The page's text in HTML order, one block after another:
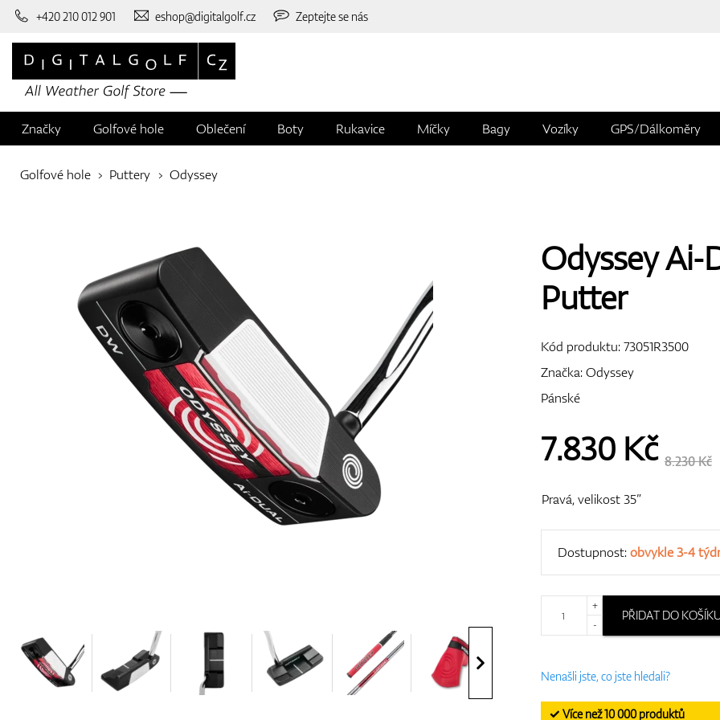
+420 210 012 901 eshop@digitalgolf.cz Zeptejte se nás
Značky Golfové hole Oblečení Boty Rukavice Míčky Bagy Vozíky GPS/Dálkoměry
Golfové hole Puttery Odyssey
Odyssey Ai-
Putter
Kód produktu:73051R3500
Značka:Odyssey
Pánské
7.830Kč 8.230 Kč
Pravá, velikost 35”
Dostupnost:obvykle 3-4
+
-
PŘIDAT DO
Nenašli jste, co jste hledali?
✓ Více než 10 000 produktů